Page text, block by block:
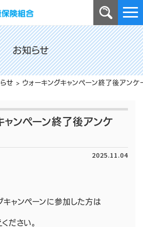
せ > ウォーキングキャンペーン終了後アンケ
お知らせ
ャンペーン終了後アンケ
2025.11.04
ャンペーンに参加した方は
ださい。